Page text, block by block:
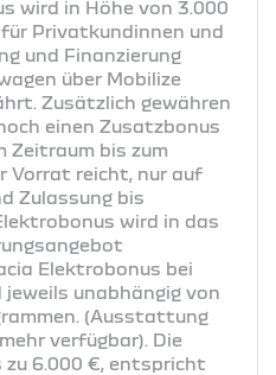
wird in Höhe von 3.000
Privatkundinnen und
und Finanzierung
über Mobilize
Zusätzlich gewähren
einen Zusatzbonus
Zeitraum bis zum
Vorrat reicht, nur auf
Zulassung bis
wird in das
Elektrobonus bei
jeweils unabhängig von
(Ausstattung
verfügbar). Die
zu 6.000 €, entspricht